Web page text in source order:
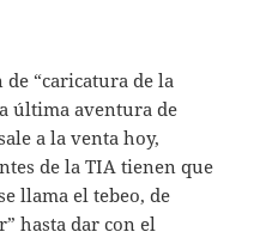
de “caricatura de la
última aventura de
a la venta hoy,
de la TIA tienen que
llama el tebeo, de
hasta dar con el